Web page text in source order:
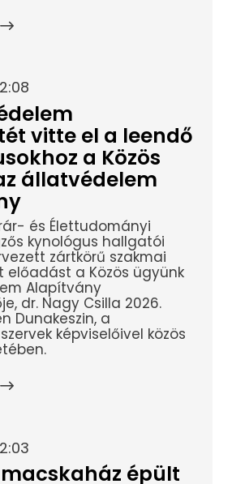
vitte el a leendő
a Közös
állatvédelem
és Élettudományi
kynológus hallgatói
zártkörű szakmai
a Közös ügyünk
Alapítvány
dr. Nagy Csilla 2026.
Dunakeszin, a
képviselőivel közös
macskaház épült